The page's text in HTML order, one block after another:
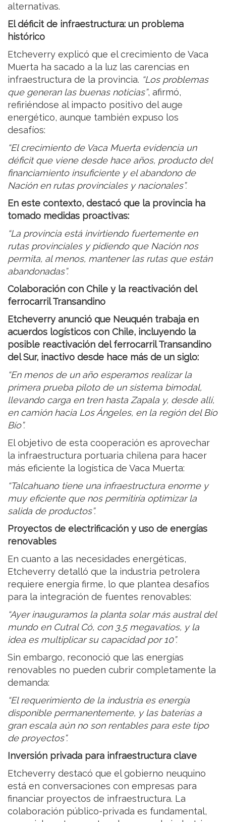
alternativas.
El déficit de infraestructura: un problema
histórico
Etcheverry explicó que el crecimiento de Vaca
Muerta ha sacado a la luz las carencias en
infraestructura de la provincia. “Los problemas
que generan las buenas noticias”, afirmó,
refiriéndose al impacto positivo del auge
energético, aunque también expuso los
desafíos:
“El crecimiento de Vaca Muerta evidencia un
déficit que viene desde hace años, producto del
financiamiento insuficiente y el abandono de
Nación en rutas provinciales y nacionales”.
En este contexto, destacó que la provincia ha
tomado medidas proactivas:
“La provincia está invirtiendo fuertemente en
rutas provinciales y pidiendo que Nación nos
permita, al menos, mantener las rutas que están
abandonadas”.
Colaboración con Chile y la reactivación del
ferrocarril Transandino
Etcheverry anunció que Neuquén trabaja en
acuerdos logísticos con Chile, incluyendo la
posible reactivación del ferrocarril Transandino
del Sur, inactivo desde hace más de un siglo:
“En menos de un año esperamos realizar la
primera prueba piloto de un sistema bimodal,
llevando carga en tren hasta Zapala y, desde allí,
en camión hacia Los Ángeles, en la región del Bío
Bío”.
El objetivo de esta cooperación es aprovechar
la infraestructura portuaria chilena para hacer
más eficiente la logística de Vaca Muerta:
“Talcahuano tiene una infraestructura enorme y
muy eficiente que nos permitiría optimizar la
salida de productos”.
Proyectos de electrificación y uso de energías
renovables
En cuanto a las necesidades energéticas,
Etcheverry detalló que la industria petrolera
requiere energía firme, lo que plantea desafíos
para la integración de fuentes renovables:
“Ayer inauguramos la planta solar más austral del
mundo en Cutral Có, con 3,5 megavatios, y la
idea es multiplicar su capacidad por 10”.
Sin embargo, reconoció que las energías
renovables no pueden cubrir completamente la
demanda:
“El requerimiento de la industria es energía
disponible permanentemente, y las baterías a
gran escala aún no son rentables para este tipo
de proyectos”.
Inversión privada para infraestructura clave
Etcheverry destacó que el gobierno neuquino
está en conversaciones con empresas para
financiar proyectos de infraestructura. La
colaboración público-privada es fundamental,